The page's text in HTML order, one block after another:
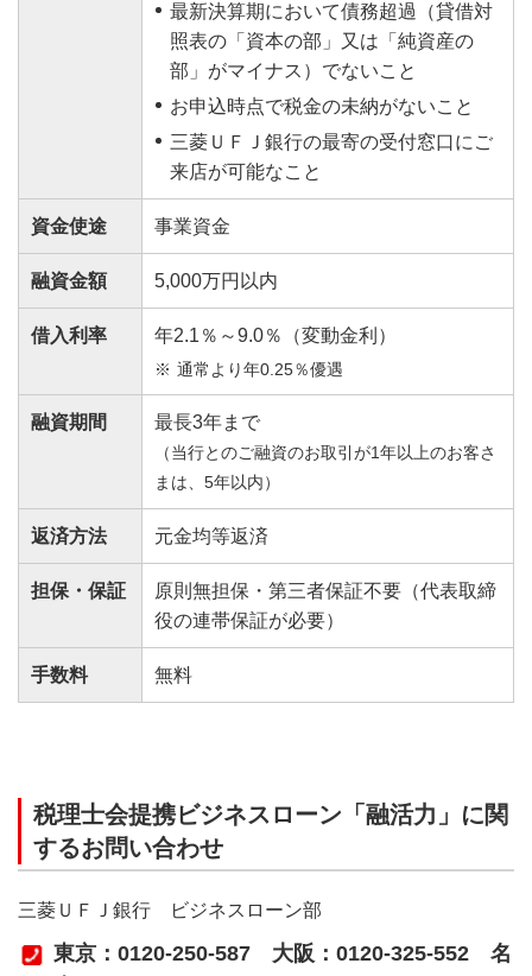
最新決算期において債務超過（貸借対
照表の「資本の部」又は「純資産の
部」がマイナス）でないこと
お申込時点で税金の未納がないこと
三菱ＵＦＪ銀行の最寄の受付窓口にご
来店が可能なこと
資金使途 事業資金
融資金額 5,000万円以内
借入利率 年2.1％～9.0％（変動金利）
通常より年0.25％優遇
融資期間 最長3年まで
（当行とのご融資のお取引が1年以上のお客さ
まは、5年以内）
返済方法 元金均等返済
担保・保証
原則無担保・第三者保証不要（代表取締
役の連帯保証が必要）
手数料 無料
税理士会提携ビジネスローン「融活力」に関
するお問い合わせ
三菱ＵＦＪ銀行 ビジネスローン部
東京：0120-250-587 大阪：0120-325-552 名